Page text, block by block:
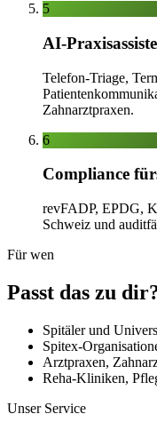
5
AI-
Telefon-Triage,
Zahnarztpraxen.
6
Compliance
revFADP, EPDG,
Schweiz und
Für wen
Passt das zu
Spitäler und
Spitex-
Arztpraxen,
Reha-Kliniken,
Unser Service